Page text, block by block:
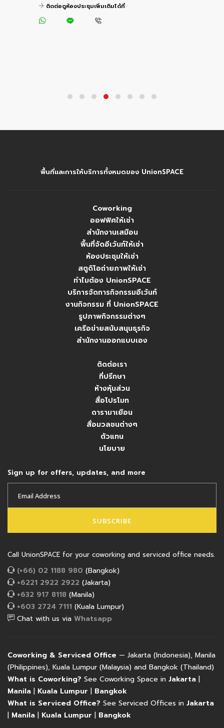
ติดต่อดูห้องประชุมเพิ่มเติมได้ที่
พื้นที่และการให้บริการทั้งหมดของ UnionSPACE
Coworking
ออฟฟิศให้เช่า
สำนักงานเสมือน
พื้นที่จัดอีเว้นท์ให้เช่า
ห้องประชุมให้เช่า
สตูดิโอถ่ายภาพให้เช่า
ทำไมต้อง UnionSPACE
บริการจัดการกิจกรรมอีเว้นท์
งานกิจกรรม ที่ UnionSPACE
รูปภาพกิจกรรมต่างๆ
เครือข่ายสนับสนุนธุรกิจ
สำนักงานออกแบบเอง
ติดต่อเรา
ที่ปรึกษา
ห้างหุ้นส่วน
สื่อโปรโมท
ดารามาเยือน
สื่อมวลชนต่างๆ
ตัวแทน
นโยบาย
Sign up for offers, updates, and more
SUBSCRIBE
Call UnionSPACE for your coworking and serviced office needs.
(+66) 02 1188 980 (Bangkok)
+6221 2922 2922 (Jakarta)
+632 917 8118 (Manila)
+603 2724 7111 (Kuala Lumpur)
Chat with us via Whatsapp
Coworking & Serviced Office — Jakarta (Indonesia), Manila
(Philippines), Kuala Lumpur (Malaysia) and Bangkok (Thailand)
What is Coworking? See Coworking Space in Jakarta |
Manila | Kuala Lumpur | Bangkok
What is Serviced Office? See Serviced Offices in Jakarta
| Manila | Kuala Lumpur | Bangkok